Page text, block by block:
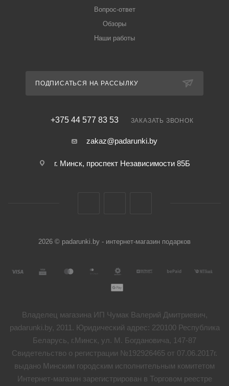
Вопрос-ответ
Обзоры
Наши работы
ПОДПИСАТЬСЯ НА РАССЫЛКУ
+375 44 577 83 53 ЗАКАЗАТЬ ЗВОНОК
zakaz@padarunki.by
г. Минск, проспект Независимости 85Б
2026 © padarunki.by - интернет-магазин подарков
Владелец магазина ИП Чумак Валерий Дмитриевич,
padarunki.by, 2011. Юридический адрес: 220100 Республика
Беларусь, г.Минск, ул. М. Богдановича, 147-87
Свидетельство о регистрации №192926465 от 07.06.2017г.
выдано Минским городским исполнительным комитетом
Интернет-магазин зарегистрирован в Торговом реестре